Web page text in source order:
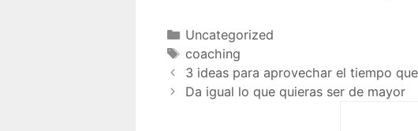
Uncategorized
coaching
3 ideas para aprovechar el tiempo
Da igual lo que quieras ser de mayor